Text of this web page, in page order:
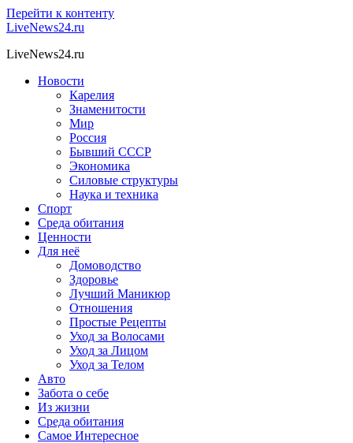
Перейти к контенту
LiveNews24.ru
LiveNews24.ru
Новости
Карелия
Знаменитости
Мир
Россия
Бывший СССР
Экономика
Силовые структуры
Наука и техника
Спорт
Среда обитания
Ценности
Для неё
Домоводство
Здоровье
Лучший Маникюр
Отношения
Простые Рецепты
Уход за Волосами
Уход за Лицом
Уход за Телом
Авто
Забота о себе
Из жизни
Среда обитания
Самое Интересное